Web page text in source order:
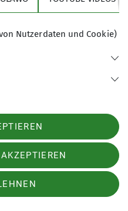
Arten können
oder gar
schwer geschützt
stärker
Alpenplan zu stärken,
In erster Linie gilt
zu kennen, zu
nicht zu pflücken
stehen in
Nutzerdaten und Cookie)